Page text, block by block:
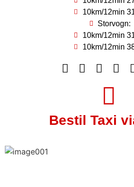
10km/12min
Storvogn:
10km/12min
10km/12min
Bestil Taxi